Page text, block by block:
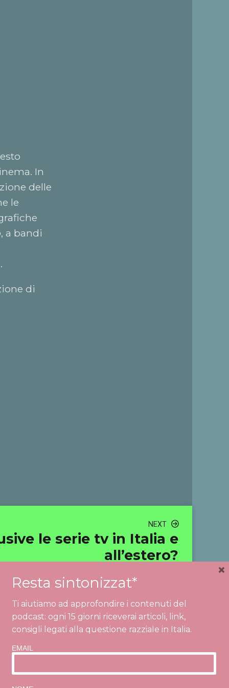
In
delle
le
, a bandi
di
NEXT
le serie tv in Italia e
all’estero?
Resta sintonizzat*
Ti aiutiamo ad approfondire i contenuti del
podcast: ogni 15 giorni riceverai articoli, link,
consigli legati alla questione razziale in Italia.
EMAIL
×